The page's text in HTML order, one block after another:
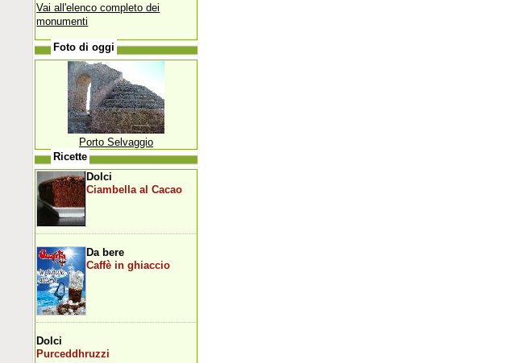
Vai all'elenco completo dei
monumenti
Foto di oggi
Porto Selvaggio
Ricette
Dolci
Ciambella al Cacao
Da bere
Caffè in ghiaccio
Dolci
Purceddhruzzi